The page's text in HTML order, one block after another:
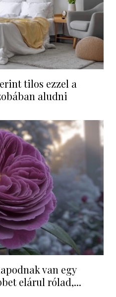
tilos ezzel a
aludni
van egy
elárul rólad,...